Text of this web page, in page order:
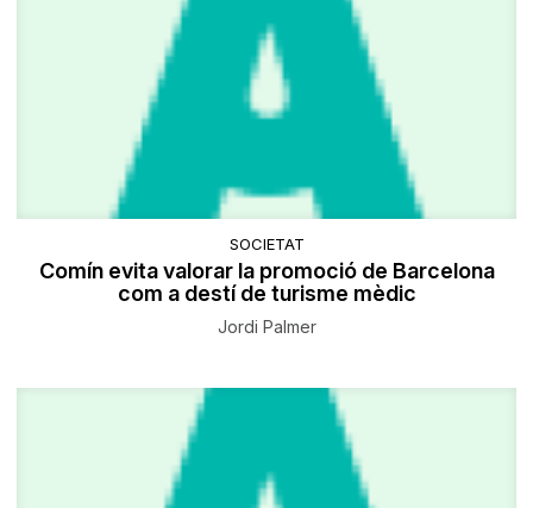
SOCIETAT
Comín evita valorar la promoció de Barcelona
com a destí de turisme mèdic
Jordi Palmer